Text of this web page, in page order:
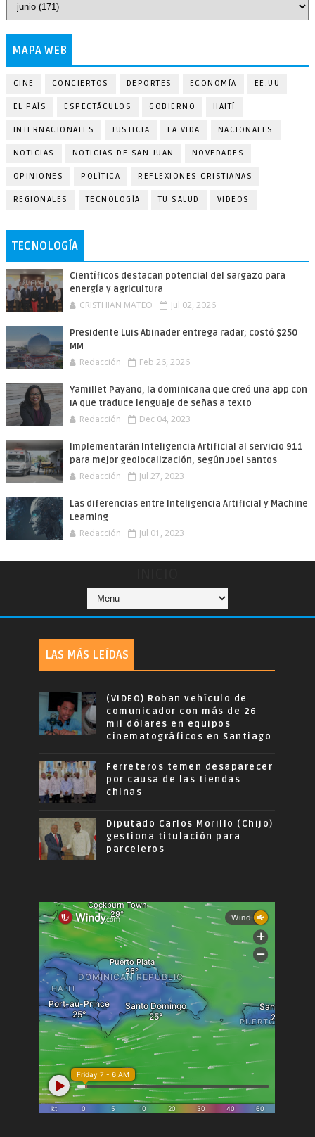
MAPA WEB
CINE CONCIERTOS DEPORTES ECONOMÍA EE.UU
EL PAÍS ESPECTÁCULOS GOBIERNO HAITÍ
INTERNACIONALES JUSTICIA LA VIDA NACIONALES
NOTICIAS NOTICIAS DE SAN JUAN NOVEDADES
OPINIONES POLÍTICA REFLEXIONES CRISTIANAS
REGIONALES TECNOLOGÍA TU SALUD VIDEOS
TECNOLOGÍA
Científicos destacan potencial del sargazo para
energía y agricultura
CRISTHIAN MATEO Jul 02, 2026
Presidente Luis Abinader entrega radar; costó $250
MM
Redacción Feb 26, 2026
Yamillet Payano, la dominicana que creó una app con
IA que traduce lenguaje de señas a texto
Redacción Dec 04, 2023
Implementarán Inteligencia Artificial al servicio 911
para mejor geolocalización, según Joel Santos
Redacción Jul 27, 2023
Las diferencias entre Inteligencia Artificial y Machine
Learning
Redacción Jul 01, 2023
LAS MÁS LEÍDAS
(VIDEO) Roban vehículo de
comunicador con más de 26
mil dólares en equipos
cinematográficos en Santiago
Ferreteros temen desaparecer
por causa de las tiendas
chinas
Diputado Carlos Morillo (Chijo)
gestiona titulación para
parceleros